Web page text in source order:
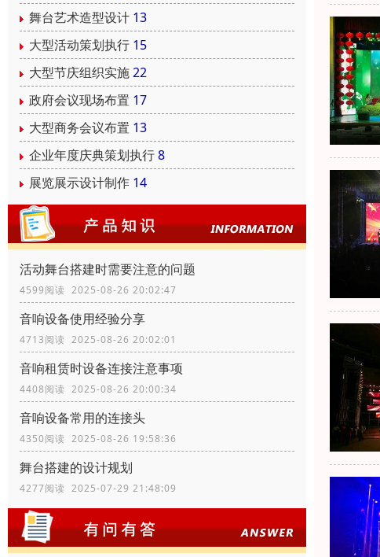
舞台艺术造型设计 13
大型活动策划执行 15
大型节庆组织实施22
政府会议现场布置 17
大型商务会议布置 13
企业年度庆典策划执行8
展览展示设计制作 14
活动舞台搭建时需要注意的问题
4599阅读 2025-08-26 20:02:47
音响设备使用经验分享
4713阅读 2025-08-26 20:02:01
音响租赁时设备连接注意事项
4408阅读 2025-08-26 20:00:34
音响设备常用的连接头
4350阅读 2025-08-26 19:58:36
舞台搭建的设计规划
4277阅读 2025-07-29 21:48:09